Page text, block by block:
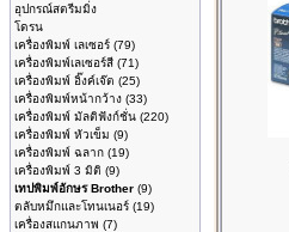
อุปกรณ์สตรีมมิ่ง
โดรน
เครื่องพิมพ์ เลเซอร์ (79)
เครื่องพิมพ์เลเซอร์สี (71)
เครื่องพิมพ์ อิ๊งค์เจ๊ต (25)
เครื่องพิมพ์หน้ากว้าง (33)
เครื่องพิมพ์ มัลติฟังก์ชั่น (220)
เครื่องพิมพ์ หัวเข็ม (9)
เครื่องพิมพ์ ฉลาก (19)
เครื่องพิมพ์ 3 มิติ (9)
เทปพิมพ์อักษร Brother (9)
ตลับหมึกและโทนเนอร์ (19)
เครื่องสแกนภาพ (7)